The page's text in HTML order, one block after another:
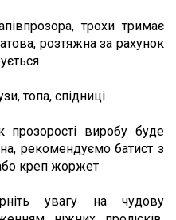
трохи тримає
розтяжна за рахунок
топа, спідниці
прозорості виробу буде
рекомендуємо батист з
креп жоржет
увагу на чудову